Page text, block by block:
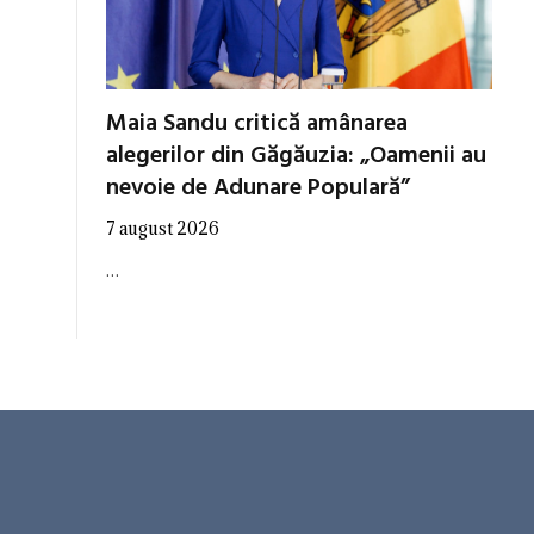
Maia Sandu critică amânarea
alegerilor din Găgăuzia: „Oamenii au
nevoie de Adunare Populară”
7 august 2026
…